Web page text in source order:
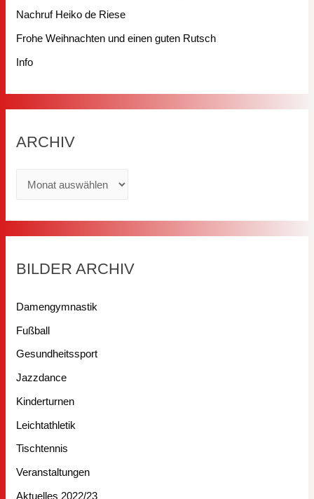
h
:
Nachruf Heiko de Riese
Frohe Weihnachten und einen guten Rutsch
Info
ARCHIV
c
iBILDER ARCHIV
Damengymnastik
Fußball
Gesundheitssport
Jazzdance
Kinderturnen
Leichtathletik
Tischtennis
Veranstaltungen
Aktuelles 2022/23